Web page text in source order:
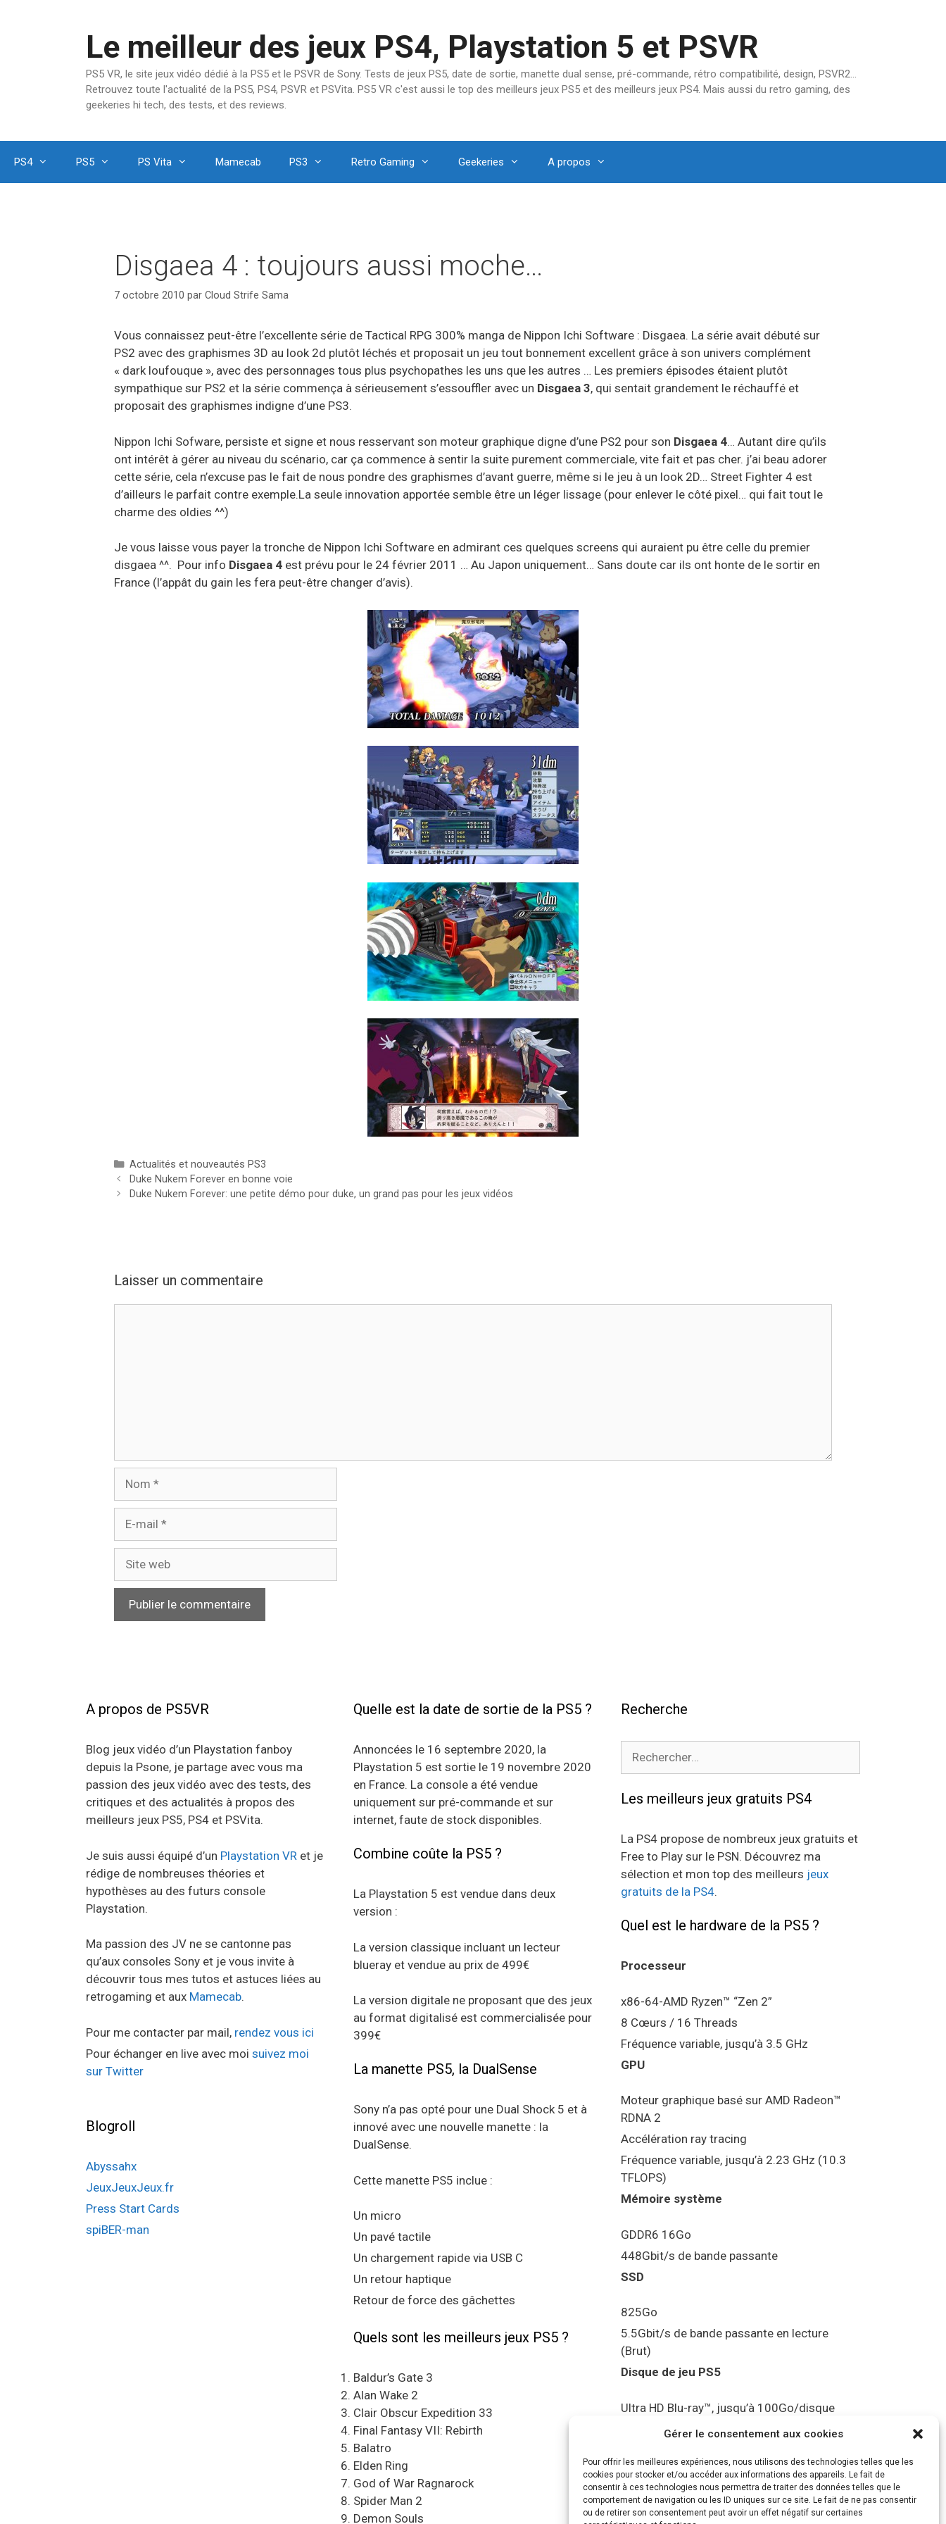
Gérer le consentement aux cookies
Pour offrir les meilleures expériences, nous utilisons des technologies telles que les
cookies pour stocker et/ou accéder aux informations des appareils. Le fait de
consentir à ces technologies nous permettra de traiter des données telles que le
comportement de navigation ou les ID uniques sur ce site. Le fait de ne pas consentir
ou de retirer son consentement peut avoir un effet négatif sur certaines
Le meilleur des jeux PS4, Playstation 5 et PSVR
PS5 VR, le site jeux vidéo dédié à la PS5 et le PSVR de Sony. Tests de jeux PS5, date de sortie, manette dual sense, pré-commande, rétro compatibilité, design, PSVR2…
Retrouvez toute l'actualité de la PS5, PS4, PSVR et PSVita. PS5 VR c'est aussi le top des meilleurs jeux PS5 et des meilleurs jeux PS4. Mais aussi du retro gaming, des
geekeries hi tech, des tests, et des reviews.
PS4 PS5 PS Vita Mamecab PS3 Retro Gaming Geekeries A propos
Disgaea 4 : toujours aussi moche…
7 octobre 2010 par Cloud Strife Sama
Vous connaissez peut-être l’excellente série de Tactical RPG 300% manga de Nippon Ichi Software : Disgaea. La série avait débuté sur
PS2 avec des graphismes 3D au look 2d plutôt léchés et proposait un jeu tout bonnement excellent grâce à son univers complément
« dark loufouque », avec des personnages tous plus psychopathes les uns que les autres … Les premiers épisodes étaient plutôt
sympathique sur PS2 et la série commença à sérieusement s’essouffler avec un Disgaea 3, qui sentait grandement le réchauffé et
proposait des graphismes indigne d’une PS3.
Nippon Ichi Sofware, persiste et signe et nous resservant son moteur graphique digne d’une PS2 pour son Disgaea 4… Autant dire qu’ils
ont intérêt à gérer au niveau du scénario, car ça commence à sentir la suite purement commerciale, vite fait et pas cher. j’ai beau adorer
cette série, cela n’excuse pas le fait de nous pondre des graphismes d’avant guerre, même si le jeu à un look 2D… Street Fighter 4 est
d’ailleurs le parfait contre exemple.La seule innovation apportée semble être un léger lissage (pour enlever le côté pixel… qui fait tout le
charme des oldies ^^)
Je vous laisse vous payer la tronche de Nippon Ichi Software en admirant ces quelques screens qui auraient pu être celle du premier
disgaea ^^. Pour info Disgaea 4 est prévu pour le 24 février 2011 … Au Japon uniquement… Sans doute car ils ont honte de le sortir en
France (l’appât du gain les fera peut-être changer d’avis).
Catégories
Actualités et nouveautés PS3
Duke Nukem Forever en bonne voie
Duke Nukem Forever: une petite démo pour duke, un grand pas pour les jeux vidéos
Laisser un commentaire
A propos de PS5VR
Blog jeux vidéo d’un Playstation fanboy
depuis la Psone, je partage avec vous ma
passion des jeux vidéo avec des tests, des
critiques et des actualités à propos des
meilleurs jeux PS5, PS4 et PSVita.
Je suis aussi équipé d’un Playstation VR et je
rédige de nombreuses théories et
hypothèses au des futurs console
Playstation.
Ma passion des JV ne se cantonne pas
qu’aux consoles Sony et je vous invite à
découvrir tous mes tutos et astuces liées au
retrogaming et aux Mamecab.
Pour me contacter par mail, rendez vous ici
Pour échanger en live avec moi suivez moi
sur Twitter
Blogroll
Abyssahx
JeuxJeuxJeux.fr
Press Start Cards
spiBER-man
Quelle est la date de sortie de la PS5 ?
Annoncées le 16 septembre 2020, la
Playstation 5 est sortie le 19 novembre 2020
en France. La console a été vendue
uniquement sur pré-commande et sur
internet, faute de stock disponibles.
Combine coûte la PS5 ?
La Playstation 5 est vendue dans deux
version :
La version classique incluant un lecteur
blueray et vendue au prix de 499€
La version digitale ne proposant que des jeux
au format digitalisé est commercialisée pour
399€
La manette PS5, la DualSense
Sony n’a pas opté pour une Dual Shock 5 et à
innové avec une nouvelle manette : la
DualSense.
Cette manette PS5 inclue :
Un micro
Un pavé tactile
Un chargement rapide via USB C
Un retour haptique
Retour de force des gâchettes
Quels sont les meilleurs jeux PS5 ?
Baldur’s Gate 3
Alan Wake 2
Clair Obscur Expedition 33
Final Fantasy VII: Rebirth
Balatro
Elden Ring
God of War Ragnarock
Spider Man 2
Demon Souls
Recherche
Les meilleurs jeux gratuits PS4
La PS4 propose de nombreux jeux gratuits et
Free to Play sur le PSN. Découvrez ma
sélection et mon top des meilleurs jeux
gratuits de la PS4.
Quel est le hardware de la PS5 ?
Processeur
x86-64-AMD Ryzen™ “Zen 2”
8 Cœurs / 16 Threads
Fréquence variable, jusqu’à 3.5 GHz
GPU
Moteur graphique basé sur AMD Radeon™
RDNA 2
Accélération ray tracing
Fréquence variable, jusqu’à 2.23 GHz (10.3
TFLOPS)
Mémoire système
GDDR6 16Go
448Gbit/s de bande passante
SSD
825Go
5.5Gbit/s de bande passante en lecture
(Brut)
Disque de jeu PS5
Ultra HD Blu-ray™, jusqu’à 100Go/disque
Sortie vidéo
Compatibilité avec les téléviseurs 4K 120Hz
et 8K, VRR (spécification HDMI v. 2.1)
Audio